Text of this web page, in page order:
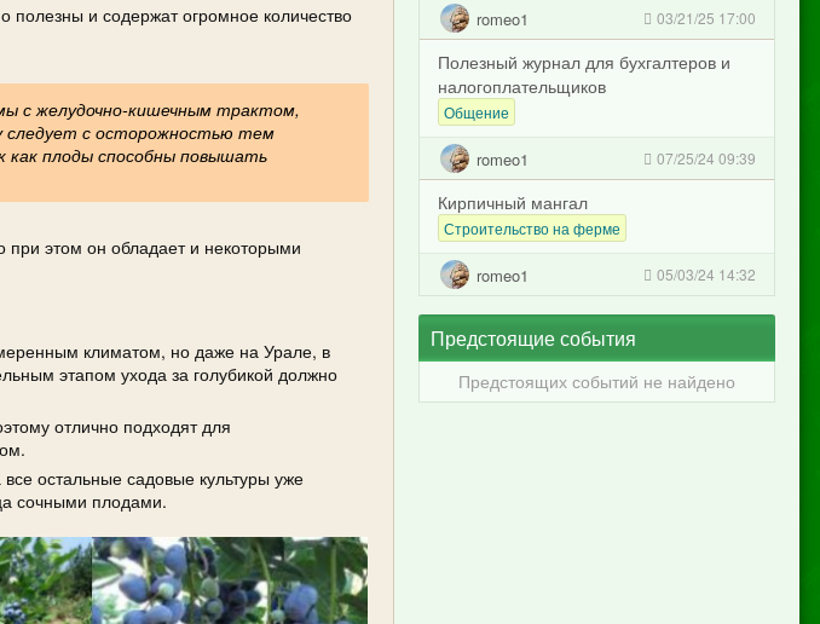
полезны и содержат огромное количество
с желудочно-кишечным трактом,
следует с осторожностью тем
как плоды способны повышать
при этом он обладает и некоторыми
климатом, но даже на Урале, в
этапом ухода за голубикой должно
отлично подходят для
остальные садовые культуры уже
сочными плодами.
romeo1 03/21/25 17:00
Полезный журнал для бухгалтеров и
налогоплательщиков
Общение
romeo1 07/25/24 09:39
Кирпичный мангал
Строительство на ферме
romeo1 05/03/24 14:32
Предстоящие события
Предстоящих событий не найдено